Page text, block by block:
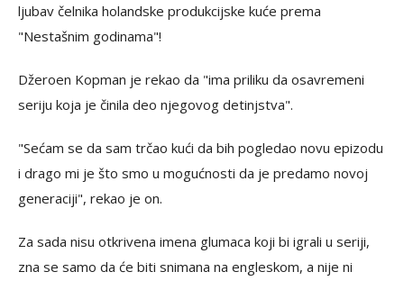
ljubav čelnika holandske produkcijske kuće prema
"Nestašnim godinama"!
Džeroen Kopman je rekao da "ima priliku da osavremeni
seriju koja je činila deo njegovog detinjstva".
"Sećam se da sam trčao kući da bih pogledao novu epizodu
i drago mi je što smo u mogućnosti da je predamo novoj
generaciji", rekao je on.
Za sada nisu otkrivena imena glumaca koji bi igrali u seriji,
zna se samo da će biti snimana na engleskom, a nije ni